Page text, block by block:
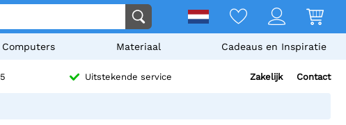
Computers Materiaal Cadeaus en Inspiratie
Uitstekende service Zakelijk Contact